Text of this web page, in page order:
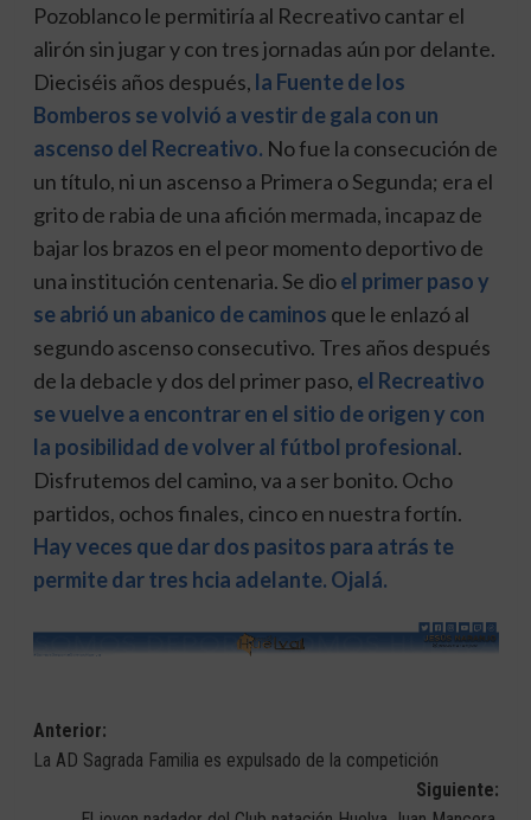
Pozoblanco le permitiría al Recreativo cantar el
alirón sin jugar y con tres jornadas aún por delante.
Dieciséis años después, la Fuente de los
Bomberos se volvió a vestir de gala con un
ascenso del Recreativo. No fue la consecución de
un título, ni un ascenso a Primera o Segunda; era el
grito de rabia de una afición mermada, incapaz de
bajar los brazos en el peor momento deportivo de
una institución centenaria. Se dioel primer paso y
se abrió un abanico de caminos que le enlazó al
segundo ascenso consecutivo. Tres años después
de la debacle y dos del primer paso, el Recreativo
se vuelve a encontrar en el sitio de origen y con
la posibilidad de volver al fútbol profesional.
Disfrutemos del camino, va a ser bonito. Ocho
partidos, ochos finales, cinco en nuestra fortín.
Hay veces que dar dos pasitos para atrás te
permite dar tres hcia adelante. Ojalá.
Navegación
de
Anterior:
La AD Sagrada Familia es expulsado de la competición
Siguiente: